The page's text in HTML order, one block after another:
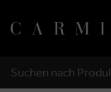
SUCHEN